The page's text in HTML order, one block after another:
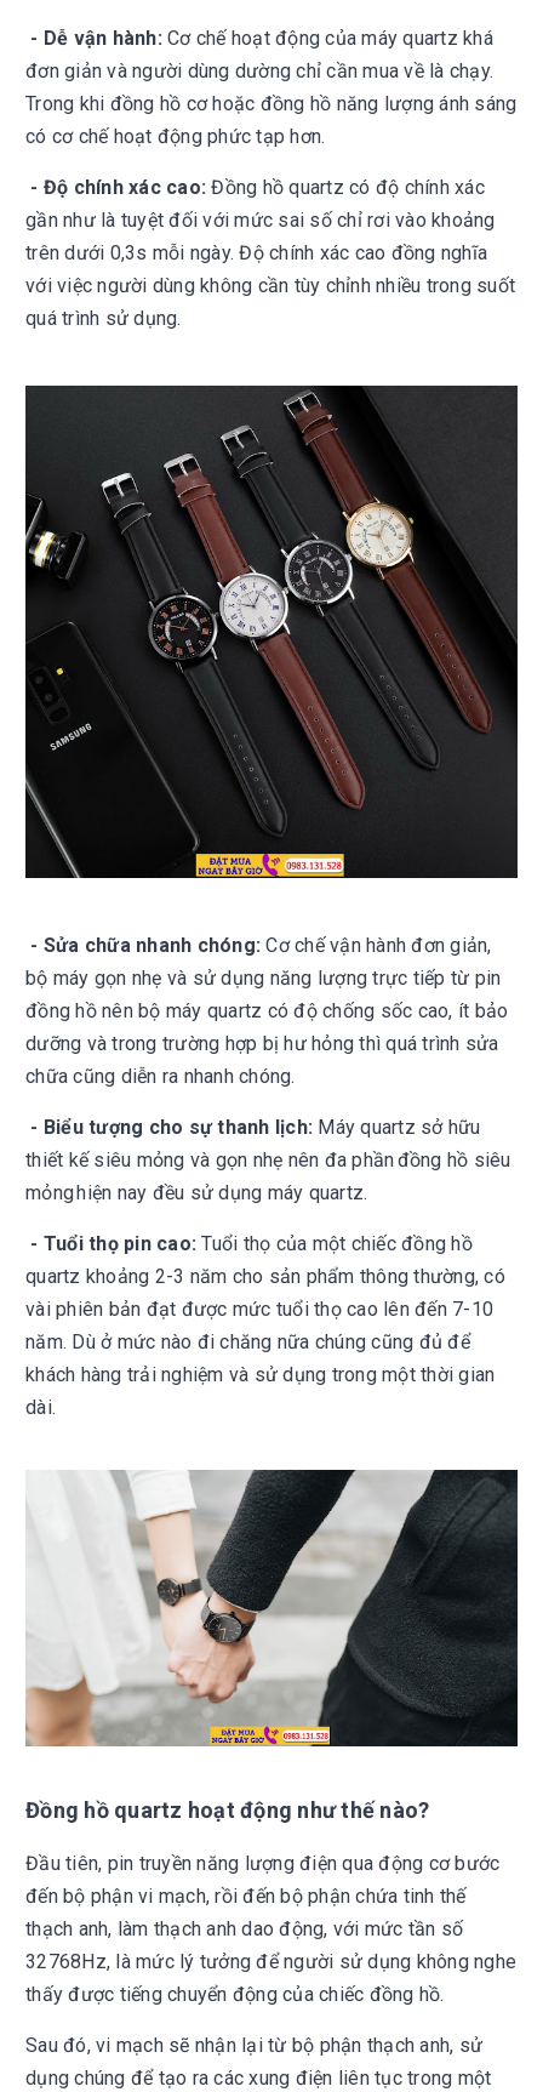
- Dễ vận hành: Cơ chế hoạt động của máy quartz khá
đơn giản và người dùng dường chỉ cần mua về là chạy.
Trong khi đồng hồ cơ hoặc đồng hồ năng lượng ánh sáng
có cơ chế hoạt động phức tạp hơn.
- Độ chính xác cao: Đồng hồ quartz có độ chính xác
gần như là tuyệt đối với mức sai số chỉ rơi vào khoảng
trên dưới 0,3s mỗi ngày. Độ chính xác cao đồng nghĩa
với việc người dùng không cần tùy chỉnh nhiều trong suốt
quá trình sử dụng.
- Sửa chữa nhanh chóng:Cơ chế vận hành đơn giản,
bộ máy gọn nhẹ và sử dụng năng lượng trực tiếp từ pin
đồng hồ nên bộ máy quartz có độ chống sốc cao, ít bảo
dưỡng và trong trường hợp bị hư hỏng thì quá trình sửa
chữa cũng diễn ra nhanh chóng.
- Biểu tượng cho sự thanh lịch: Máy quartz sở hữu
thiết kế siêu mỏng và gọn nhẹ nên đa phần đồng hồ siêu
mỏng hiện nay đều sử dụng máy quartz.
- Tuổi thọ pin cao:Tuổi thọ của một chiếc đồng hồ
quartz khoảng 2-3 năm cho sản phẩm thông thường, có
vài phiên bản đạt được mức tuổi thọ cao lên đến 7-10
năm. Dù ở mức nào đi chăng nữa chúng cũng đủ để
khách hàng trải nghiệm và sử dụng trong một thời gian
dài.
Đồng hồ quartz hoạt động như thế nào?
Đầu tiên, pin truyền năng lượng điện qua động cơ bước
đến bộ phận vi mạch, rồi đến bộ phận chứa tinh thế
thạch anh, làm thạch anh dao động, với mức tần số
32768Hz, là mức lý tưởng để người sử dụng không nghe
thấy được tiếng chuyển động của chiếc đồng hồ.
Sau đó, vi mạch sẽ nhận lại từ bộ phận thạch anh, sử
dụng chúng để tạo ra các xung điện liên tục trong một